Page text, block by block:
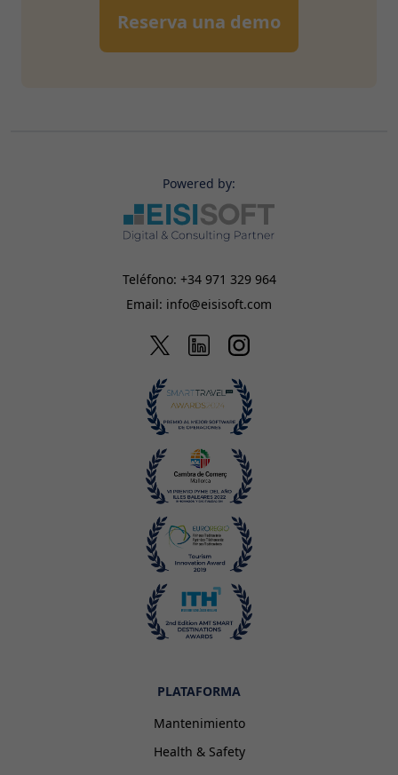
Reserva una demo
Powered by:
Teléfono: +34 971 329 964
Email: info@eisisoft.com
PLATAFORMA
Mantenimiento
Health & Safety